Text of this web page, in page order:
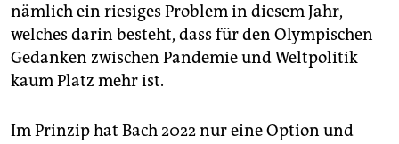
nämlich ein riesiges Problem in diesem Jahr,
welches darin besteht, dass für den Olympischen
Gedanken zwischen Pandemie und Weltpolitik
kaum Platz mehr ist.
Im Prinzip hat Bach 2022 nur eine Option und